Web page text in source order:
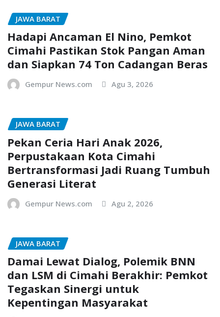
JAWA BARAT
Hadapi Ancaman El Nino, Pemkot
Cimahi Pastikan Stok Pangan Aman
dan Siapkan 74 Ton Cadangan Beras
Gempur News.com Agu 3, 2026
JAWA BARAT
Pekan Ceria Hari Anak 2026,
Perpustakaan Kota Cimahi
Bertransformasi Jadi Ruang Tumbuh
Generasi Literat
Gempur News.com Agu 2, 2026
JAWA BARAT
Damai Lewat Dialog, Polemik BNN
dan LSM di Cimahi Berakhir: Pemkot
Tegaskan Sinergi untuk
Kepentingan Masyarakat